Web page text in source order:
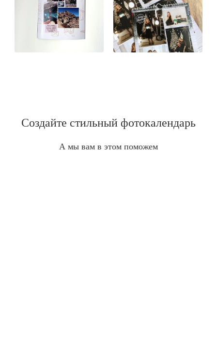
Создайте стильный фотокалендарь
А мы вам в этом поможем